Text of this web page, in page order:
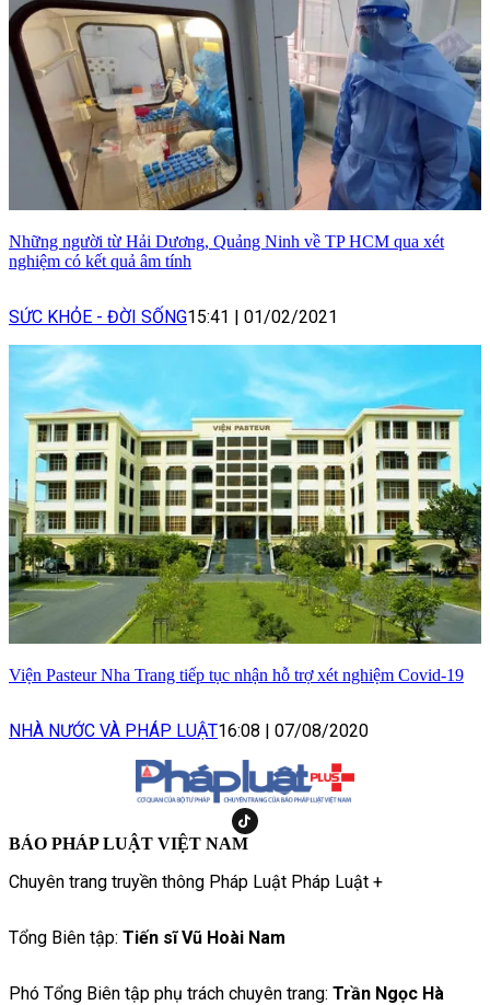
Những người từ Hải Dương, Quảng Ninh về TP HCM qua xét
nghiệm có kết quả âm tính
SỨC KHỎE - ĐỜI SỐNG15:41 01/02/2021
Viện Pasteur Nha Trang tiếp tục nhận hỗ trợ xét nghiệm Covid-19
NHÀ NƯỚC VÀ PHÁP LUẬT16:08 | 07/08/2020
BÁO PHÁP LUẬT VIỆT NAM
Chuyên trang truyền thông Pháp Luật Pháp Luật +
Tổng Biên tập: Tiến sĩ Vũ Hoài Nam
Phó Tổng Biên tập phụ trách chuyên trang: Trần Ngọc Hà